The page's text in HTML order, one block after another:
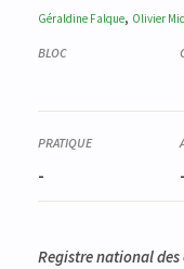
Géraldine Falque, Olivier
- -
Registre national